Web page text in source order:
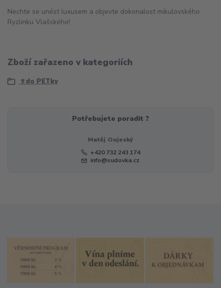
Nechte se unést luxusem a objevte dokonalost mikulovského
Ryzlinku Vlašského!
Zboží zařazeno v kategoriích
🍷do PETky
Potřebujete poradit ?
Matěj Oujeský
+420 732 243 174
info@sudovka.cz